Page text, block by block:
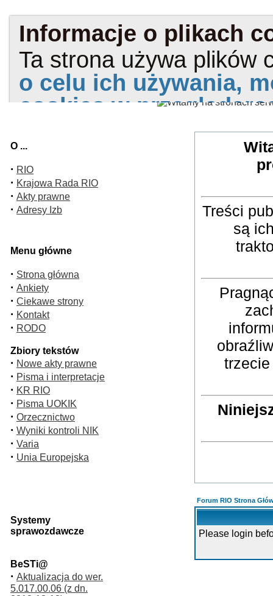
O ...
· RIO
· Krajowa Rada RIO
· Akty prawne
· Adresy Izb
Menu główne
· Strona główna
· Ankiety
· Ciekawe strony
· Kontakt
· RODO
Zbiory tekstów
· Nowe akty prawne
· Pisma i interpretacje
· KR RIO
· Pisma UOKIK
· Orzecznictwo
· Wyniki kontroli NIK
· Varia
· Unia Europejska
Systemy
sprawozdawcze
BeSTi@
· Aktualizacja do wer.
5.017.00.06 (z dn.
Treści
są
Forum RIO Strona
Please login